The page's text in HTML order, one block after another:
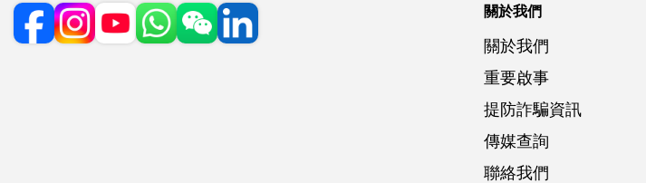
關於我們
關於我們
重要啟事
提防詐騙資訊
傳媒查詢
聯絡我們